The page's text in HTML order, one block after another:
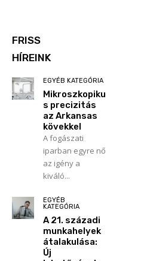
FRISS
HÍREINK
EGYÉB KATEGÓRIA
Mikroszkopiku
s precizitás
az Arkansas
kövekkel
A fogászati
iparban egyre nő
az igény a
kiváló...
EGYÉB
KATEGÓRIA
A 21. századi
munkahelyek
átalakulása:
Új